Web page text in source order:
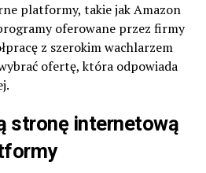
platformy, takie jak Amazon
oferowane przez firmy
z szerokim wachlarzem
ofertę, która odpowiada
stronę internetową